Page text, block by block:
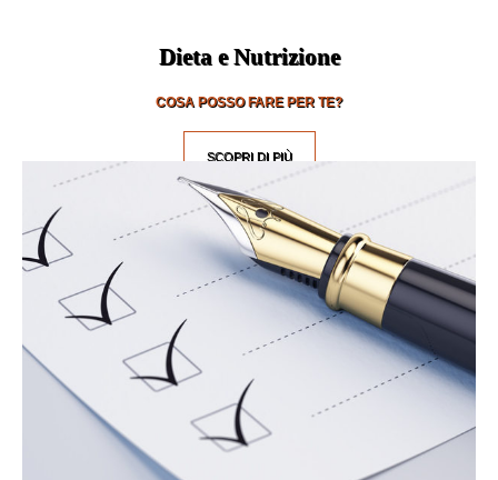
Dieta e Nutrizione
COSA POSSO FARE PER TE?
SCOPRI DI PIÙ